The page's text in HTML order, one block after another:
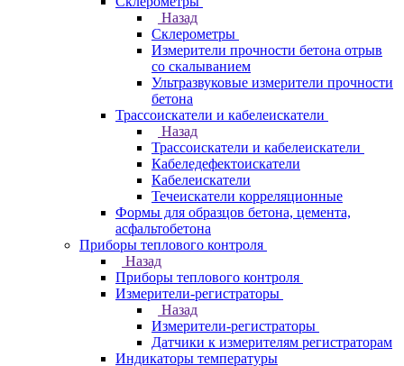
Назад
Склерометры
Измерители прочности бетона отрыв
со скалыванием
Ультразвуковые измерители прочности
бетона
Трассоискатели и кабелеискатели
Назад
Трассоискатели и кабелеискатели
Кабеледефектоискатели
Кабелеискатели
Течеискатели корреляционные
Формы для образцов бетона, цемента,
асфальтобетона
Приборы теплового контроля
Назад
Приборы теплового контроля
Измерители-регистраторы
Назад
Измерители-регистраторы
Датчики к измерителям регистраторам
Индикаторы температуры